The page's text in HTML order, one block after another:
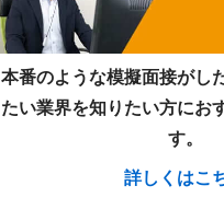
本番のような模擬面接がし
たい業界を知りたい方にお
す。
詳しくはこ